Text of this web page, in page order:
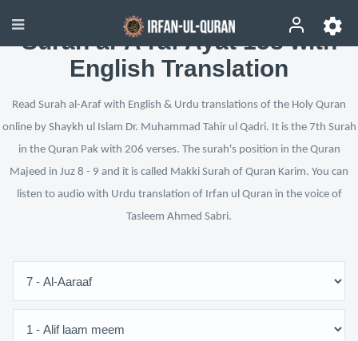
Surah al-A‘raf Ayat 158 with
English Translation
Read Surah al-Araf with English & Urdu translations of the Holy Quran
online by Shaykh ul Islam Dr. Muhammad Tahir ul Qadri. It is the 7th Surah
in the Quran Pak with 206 verses. The surah's position in the Quran
Majeed in Juz 8 - 9 and it is called Makki Surah of Quran Karim. You can
listen to audio with Urdu translation of Irfan ul Quran in the voice of
Tasleem Ahmed Sabri.